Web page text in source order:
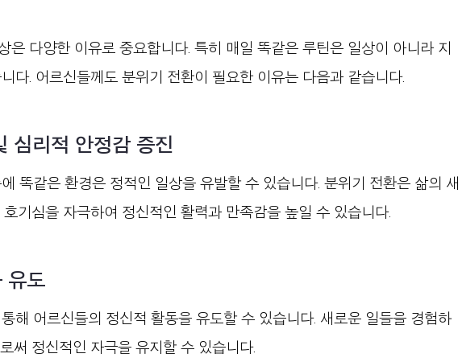
은 다양한 이유로 중요합니다. 특히 매일 똑같은 루틴은 일상이 아니라 지
다. 어르신들께도 분위기 전환이 필요한 이유는 다음과 같습니다.
심리적 안정감 증진
똑같은 환경은 정적인 일상을 유발할 수 있습니다. 분위기 전환은 삶의 새
호기심을 자극하여 정신적인 활력과 만족감을 높일 수 있습니다.
유도
해 어르신들의 정신적 활동을 유도할 수 있습니다. 새로운 일들을 경험하
써 정신적인 자극을 유지할 수 있습니다.